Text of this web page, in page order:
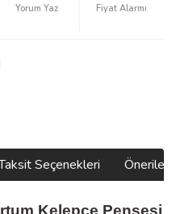
Yorum Yaz Fiyat Alarmı
Seçenekleri
Kelepçe Pensesi